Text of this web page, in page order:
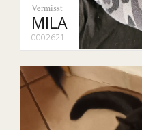
Vermisst
MILA
0002621